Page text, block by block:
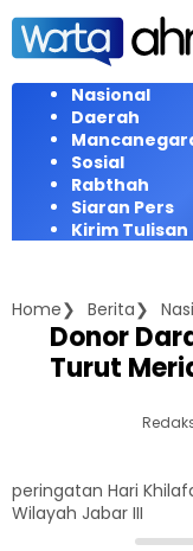
Langsung
konten
Nasional
Daerah
Sosial
Rabthah
Siaran Pers
Kirim Tulisan
Home Berita
Donor
Turut
peringatan Hari
Wilayah Jabar III